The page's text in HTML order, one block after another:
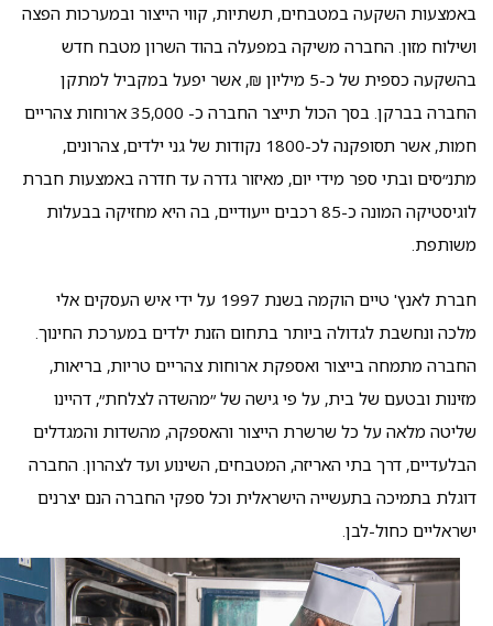
באמצעות השקעה במטבחים, תשתיות, קווי הייצור ובמערכות הפצה
ושילוח מזון. החברה משיקה במפעלה בהוד השרון מטבח חדש
בהשקעה כספית של כ-5 מיליון ₪, אשר יפעל במקביל למתקן
החברה בברקן. בסך הכול תייצר החברה כ- 35,000 ארוחות צהריים
חמות, אשר תסופקנה לכ-1800 נקודות של גני ילדים, צהרונים,
מתנ״סים ובתי ספר מידי יום, מאיזור גדרה עד חדרה באמצעות חברת
לוגיסטיקה המונה כ-85 רכבים ייעודיים, בה היא מחזיקה בבעלות
משותפת.
חברת לאנץ' טיים הוקמה בשנת 1997 על ידי איש העסקים אלי
מלכה ונחשבת לגדולה ביותר בתחום הזנת ילדים במערכת החינוך.
החברה מתמחה בייצור ואספקת ארוחות צהריים טריות, בריאות,
מזינות ובטעם של בית, על פי גישה של ״מהשדה לצלחת״, דהיינו
שליטה מלאה על כל שרשרת הייצור והאספקה, מהשדות והמגדלים
הבלעדיים, דרך בתי האריזה, המטבחים, השינוע ועד לצהרון. החברה
דוגלת בתמיכה בתעשייה הישראלית וכל ספקי החברה הנם יצרנים
ישראליים כחול-לבן.